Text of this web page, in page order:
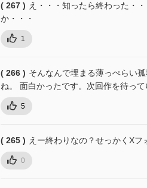
( 267 ) え・・・知ったら終わった・
か・・・
1
( 266 ) そんなんで埋まる薄っぺらい
ね。 面白かったです。次回作を待って
5
( 265 ) えー終わりなの？せっかくXフ
0